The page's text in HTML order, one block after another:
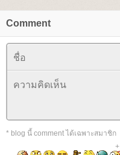
Comment
* blog นี้ comment ได้เฉพาะสมาชิก
+